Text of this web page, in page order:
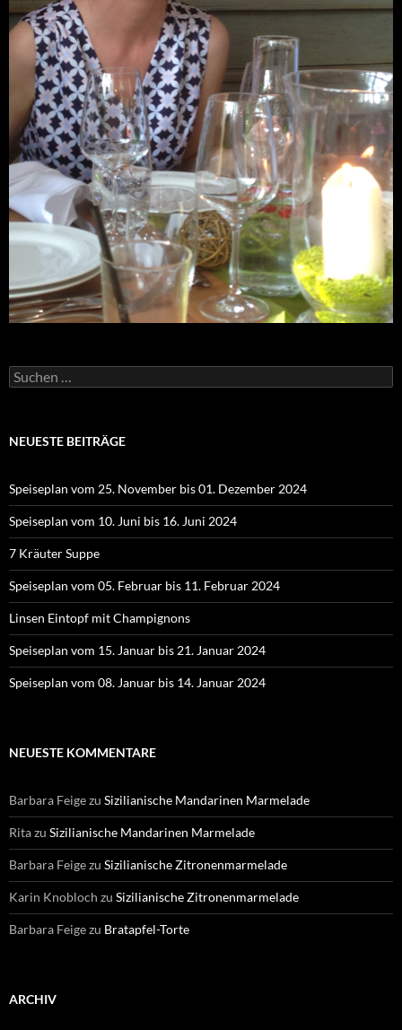
Suchen
nach:
NEUESTE BEITRÄGE
Speiseplan vom 25. November bis 01. Dezember 2024
Speiseplan vom 10. Juni bis 16. Juni 2024
7 Kräuter Suppe
Speiseplan vom 05. Februar bis 11. Februar 2024
Linsen Eintopf mit Champignons
Speiseplan vom 15. Januar bis 21. Januar 2024
Speiseplan vom 08. Januar bis 14. Januar 2024
NEUESTE KOMMENTARE
Barbara Feigezu Sizilianische Mandarinen Marmelade
Ritazu Sizilianische Mandarinen Marmelade
Barbara Feigezu Sizilianische Zitronenmarmelade
Karin Knobloch zu Sizilianische Zitronenmarmelade
Barbara Feigezu Bratapfel-Torte
ARCHIV